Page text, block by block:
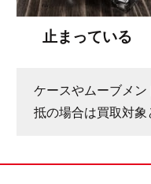
止まっている
ケースやムーブメ
抵の場合は買取対象